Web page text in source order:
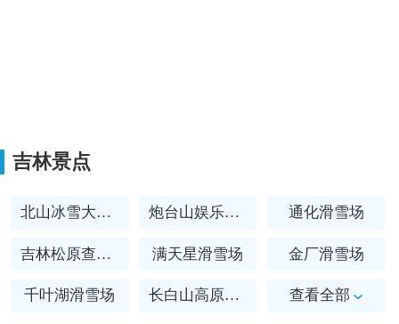
吉林景点
北山冰雪大世界 炮台山娱乐山庄滑雪场 通化滑雪场
吉林松原查干湖滑雪场 满天星滑雪场 金厂滑雪场
千叶湖滑雪场 长白山高原冰雪运动训练基地 查看全部